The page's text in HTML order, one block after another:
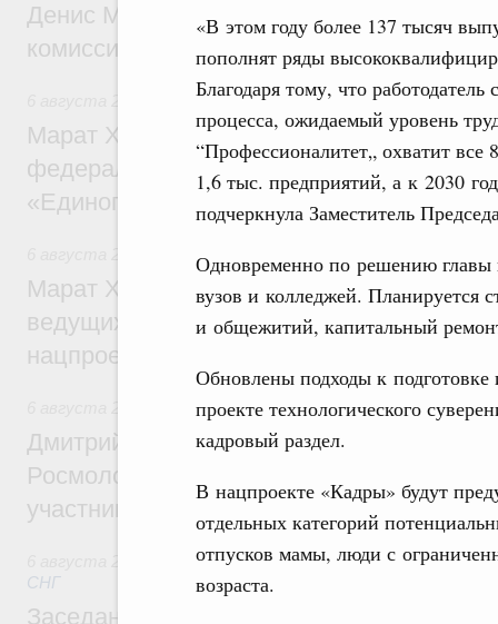
«В этом году более 137 тысяч
пополнят ряды
Благодаря тому, что
процесса, ожидаемый уровень
“Профессионалитет„ охватит
1,6 тыс. предприятий, а к 2030
подчеркнула Заместитель
Одновременно по решению главы
вузов и колледжей. Планируется
и общежитий, капитальный
Обновлены подходы к
проекте технологического
кадровый раздел.
В нацпроекте «Кадры» будут
отдельных категорий
отпусков мамы, люди с
возраста.
Денис Мантуров провёл заседание
комиссии по промышленности
Регулирование в сфере строительства
Марат Хуснуллин: Более 130
федерального значения построено под
«Единого заказчика»
Национальный проект «Инфраструктура
Марат Хуснуллин: Порядка 200
ведущих к спортивным объектам,
нацпроекту «Инфраструктура для
Молодёжная политика
Дмитрий Чернышенко, Сергей Кравцов и
Росмолодёжи Григорий Гуров
участников проекта «Кольцо открытий»
Евразийский экономический союз.
СНГ
Заседание Евразийского